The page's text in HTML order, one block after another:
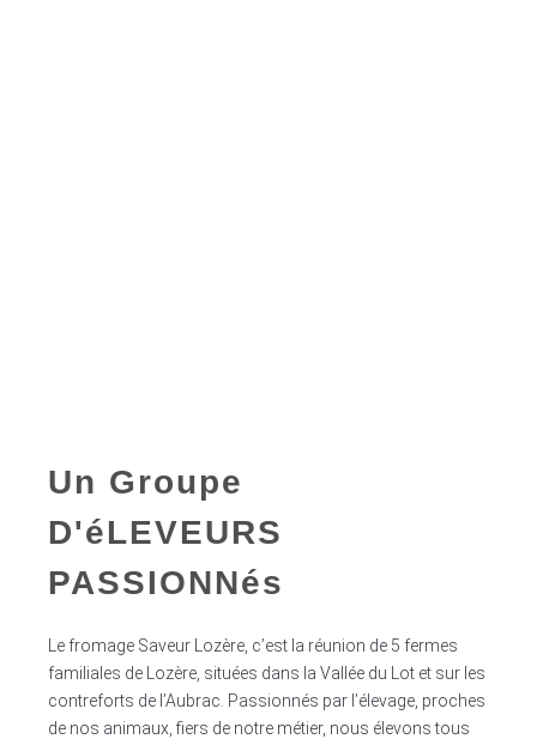
Un Groupe
D'éLEVEURS
PASSIONNés
Le fromage Saveur Lozère, c’est la réunion de 5 fermes
familiales de Lozère, situées dans la Vallée du Lot et sur les
contreforts de l’Aubrac. Passionnés par l’élevage, proches
de nos animaux, fiers de notre métier, nous élevons tous